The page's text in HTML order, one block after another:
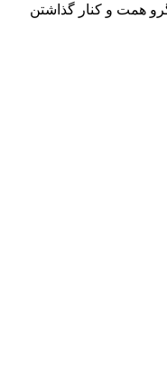
همت و کنار گذاشتن